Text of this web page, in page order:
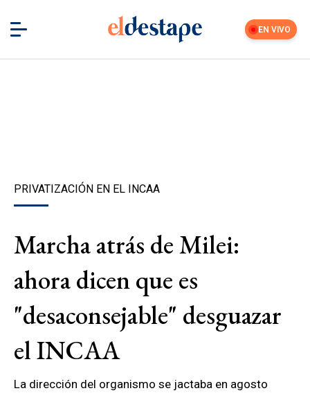
EN VIVO
PRIVATIZACIÓN EN EL INCAA
Marcha atrás de Milei:
ahora dicen que es
"desaconsejable" desguazar
el INCAA
La dirección del organismo se jactaba en agosto